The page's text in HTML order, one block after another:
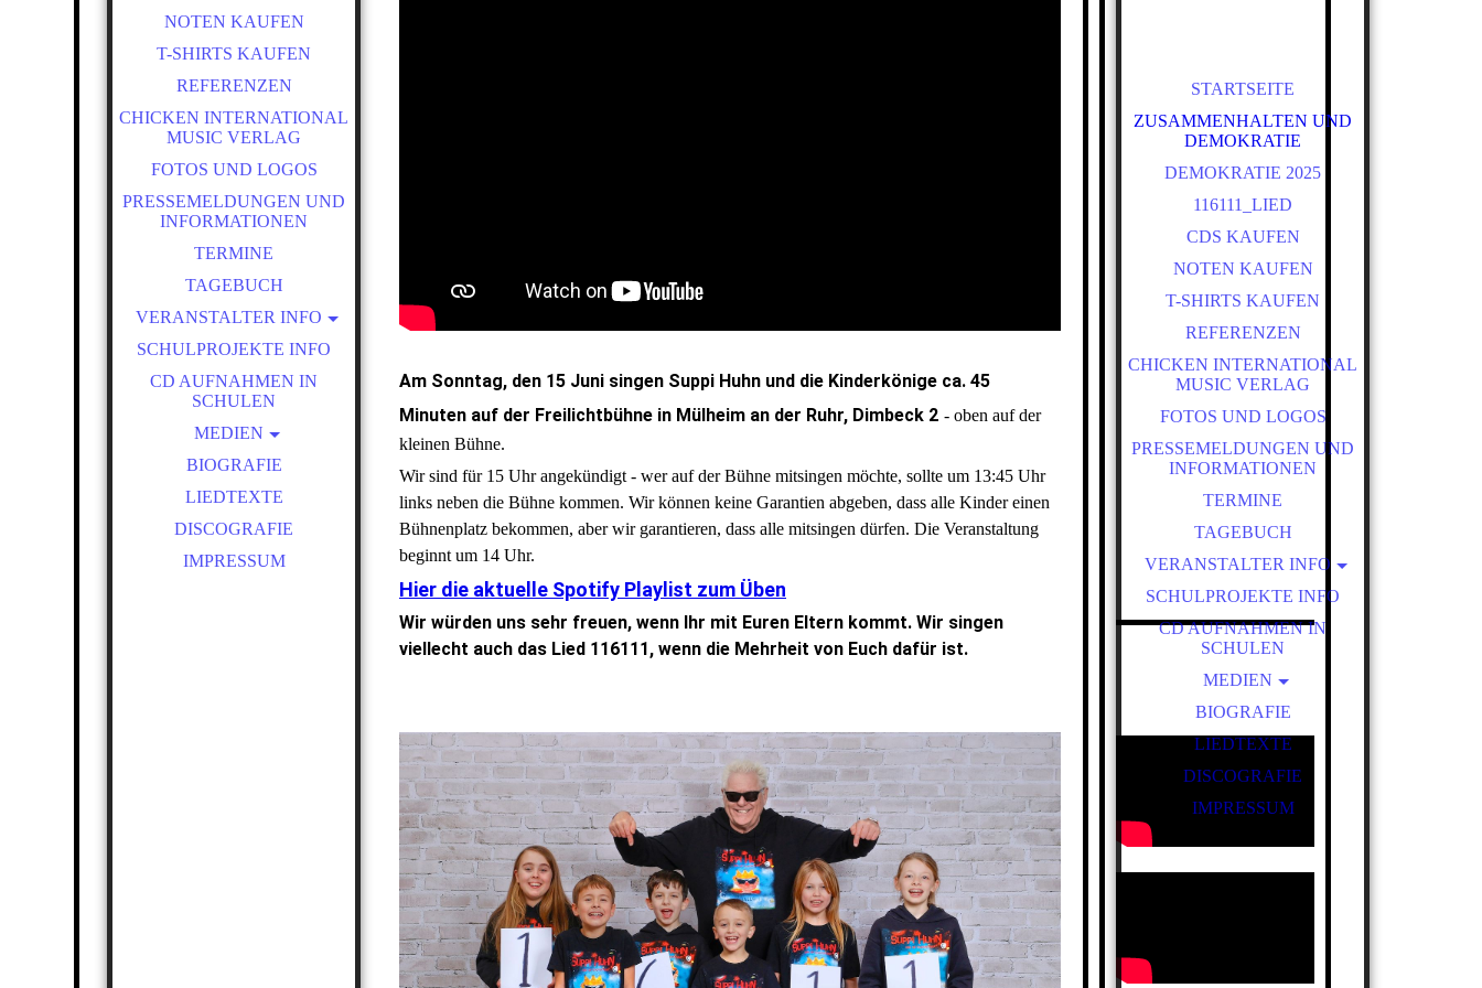
NOTEN KAUFEN
T-SHIRTS KAUFEN
REFERENZEN
CHICKEN INTERNATIONAL
MUSIC VERLAG
FOTOS UND LOGOS
PRESSEMELDUNGEN UND
INFORMATIONEN
TERMINE
TAGEBUCH
VERANSTALTER INFO
ROCK UND POPKONZERT
SCHULPROJEKTE INFO
CD AUFNAHMEN IN
SCHULEN
MEDIEN
MEDIEN S2
BIOGRAFIE
LIEDTEXTE
DISCOGRAFIE
IMPRESSUM
Am Sonntag, den 15 Juni singen Suppi Huhn und die Kinderkönige ca. 45
Minuten auf der Freilichtbühne in Mülheim an der Ruhr, Dimbeck 2 - oben auf der
kleinen Bühne.
Wir sind für 15 Uhr angekündigt - wer auf der Bühne mitsingen möchte, sollte um 13:45 Uhr
links neben die Bühne kommen. Wir können keine Garantien abgeben, dass alle Kinder einen
Bühnenplatz bekommen, aber wir garantieren, dass alle mitsingen dürfen. Die Veranstaltung
beginnt um 14 Uhr.
Hier die aktuelle Spotify Playlist zum Üben
Wir würden uns sehr freuen, wenn Ihr mit Euren Eltern kommt. Wir singen
viellecht auch das Lied 116111, wenn die Mehrheit von Euch dafür ist.
STARTSEITE
ZUSAMMENHALTEN UND
DEMOKRATIE
DEMOKRATIE 2025
116111_LIED
CDS KAUFEN
NOTEN KAUFEN
T-SHIRTS KAUFEN
REFERENZEN
CHICKEN INTERNATIONAL
MUSIC VERLAG
FOTOS UND LOGOS
PRESSEMELDUNGEN UND
INFORMATIONEN
TERMINE
TAGEBUCH
VERANSTALTER INFO
ROCK UND POPKONZERT
SCHULPROJEKTE INFO
CD AUFNAHMEN IN
SCHULEN
MEDIEN
MEDIEN S2
BIOGRAFIE
LIEDTEXTE
DISCOGRAFIE
IMPRESSUM